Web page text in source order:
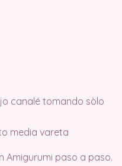
canalé tomando sòlo
media vareta
Amigurumi paso a paso.